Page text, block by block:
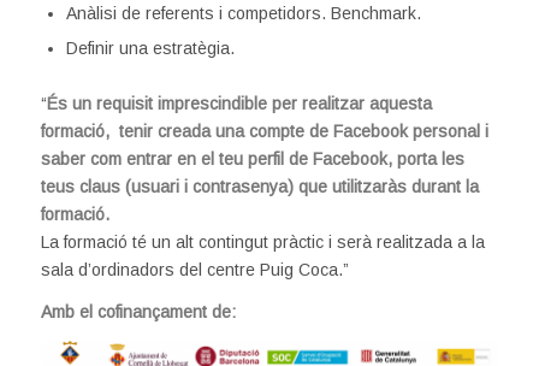
Anàlisi de referents i competidors. Benchmark.
Definir una estratègia.
“És un requisit imprescindible per realitzar aquesta
formació, tenir creada una compte de Facebook personal i
saber com entrar en el teu perfil de Facebook, porta les
teus claus (usuari i contrasenya) que utilitzaràs durant la
formació.
La formació té un alt contingut pràctic i serà realitzada a la
sala d’ordinadors del centre Puig Coca.”
Amb el cofinançament de: